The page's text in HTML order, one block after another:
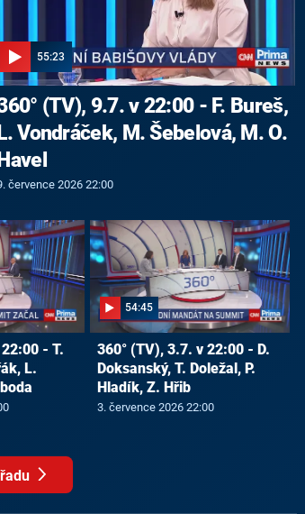
55:23
(TV), 9.7. v 22:00 - F. Bureš,
L. Vondráček, M. Šebelová, M. O.
Havel
července 2026 22:00
- T.
L.
54:45
360° (TV), 3.7. v 22:00 - D.
Doksanský, T. Doležal, P.
Hladík, Z. Hřib
3. července 2026 22:00